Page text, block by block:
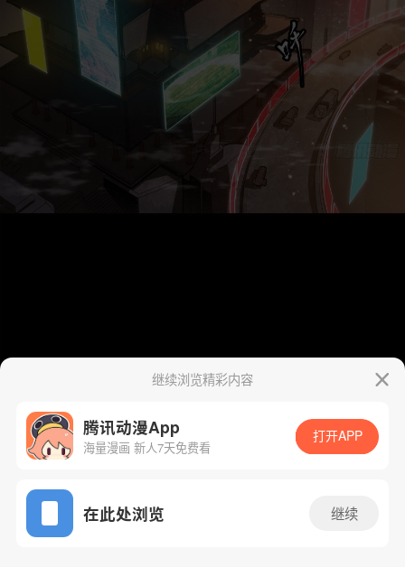
App免费看
继续浏览精彩内容
腾讯动漫App
海量漫画 新人7天免费看
打开APP
在此处浏览 继续